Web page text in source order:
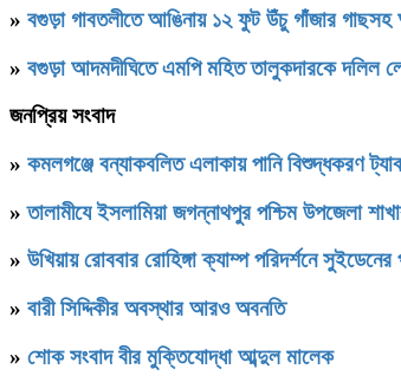
» বগুড়া গাবতলীতে আঙিনায় ১২ ফুট উঁচু গাঁজার
» বগুড়া আদমদীঘিতে এমপি মহিত তালুকদারকে
জনপ্রিয় সংবাদ
» কমলগঞ্জে বন্যাকবলিত এলাকায় পানি বিশুদ্ধকরণ
»‎তালামীযে ইসলামিয়া জগন্নাথপুর পশ্চিম উপজেলা
» উখিয়ায় রোববার রোহিঙ্গা ক্যাম্প পরিদর্শনে সুইডেনের
» বারী সিদ্দিকীর অবস্থার আরও অবনতি
» শোক সংবাদ বীর মুক্তিযোদ্ধা আব্দুল মালেক